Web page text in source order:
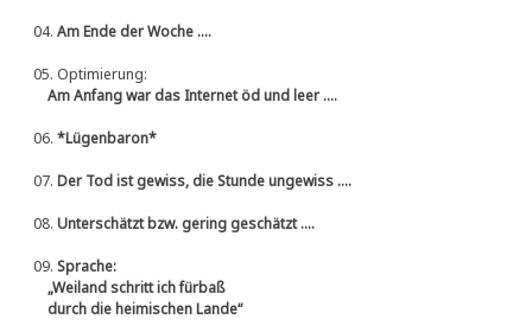
04.Am Ende der Woche ....
05. Optimierung:
Am Anfang war das Internet öd und leer ....
06.*Lügenbaron*
07.Der Tod ist gewiss, die Stunde ungewiss ....
08.Unterschätzt bzw. gering geschätzt ....
09.Sprache:
„Weiland schritt ich fürbaß
durch die heimischen Lande“